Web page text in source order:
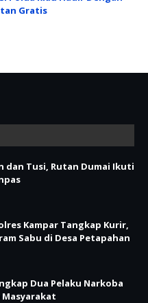
Gratis
dan Tusi, Rutan Dumai Ikuti
Kampar Tangkap Kurir,
Sabu di Desa Petapahan
Dua Pelaku Narkoba